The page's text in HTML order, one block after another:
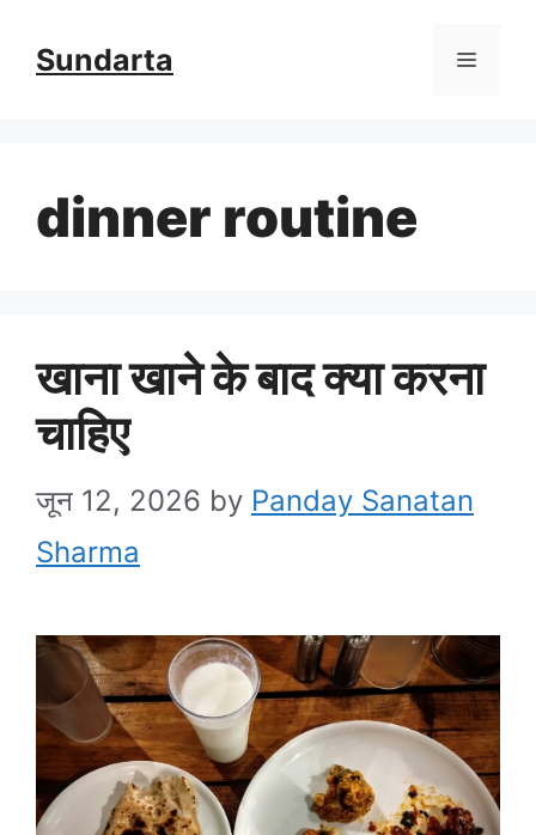
Sundarta Menu
dinner routine
खाना खाने के बाद क्या करना
चाहिए
जून 12, 2026 by Panday Sanatan
Sharma